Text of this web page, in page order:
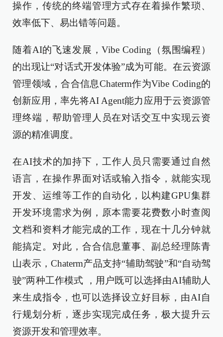
操作，传统的终端管理方式存在着操作繁琐、
效率低下、易出错等问题。
随着AI的飞速发展，Vibe Coding（氛围编程）
的出现让“对话式开发体验”成为可能。在云资源
管理领域，合合信息Chaterm作为Vibe Coding的
创新应用，率先将AI Agent能力应用于云资源管
理终端，帮助管理人员在对话交互中实现云资
源的精准调度。
在AI技术的加持下，工作人员只需要通过自然
语言，在操作界面对话或输入指令，就能实现
开发、运维等工作的自动化，以构建GPU集群
开发环境需求为例，原本需要花费数小时查阅
文档和资料才能完成的工作，现在十几分钟就
能搞定。对此，合合信息董事、副总经理陈青
山表示，Chaterm产品支持“辅助驾驶”和“自动驾
驶”两种工作模式 ，用户既可以选择由AI辅助人
来生成指令，也可以选择设立好目标，由AI自
行规划分析，逐步实现完成任务，极大提升云
资源开发和管理效率。